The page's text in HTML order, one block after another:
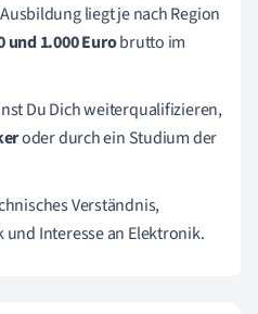
liegt je nach Region
und 1.000 Eurobrutto im
Du Dich weiterqualifizieren,
oder durch ein Studium der
Verständnis,
Interesse an Elektronik.